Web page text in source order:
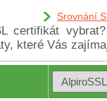
Srovnání
certifikát
které Vás